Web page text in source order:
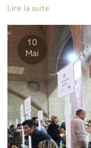
たシスト・ジュース、こ
ングできます。 10時半か
務所 東京都中央区銀
03-5565-8992
Lire la suite
10
Mai